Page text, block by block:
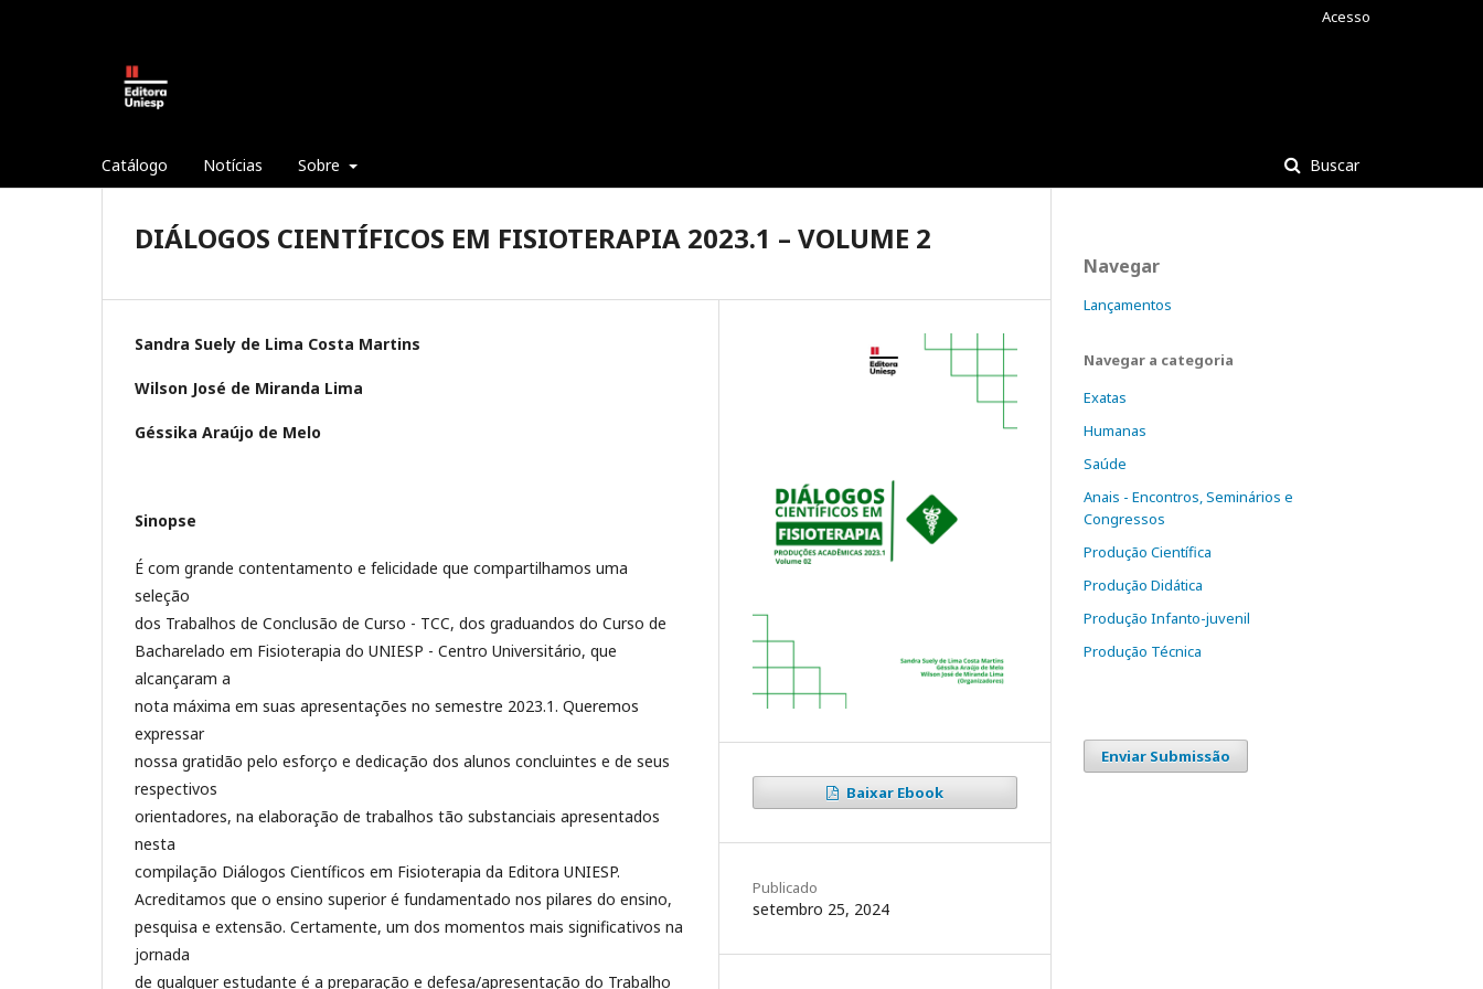
Catálogo Notícias Sobre Buscar
Acesso
DIÁLOGOS CIENTÍFICOS EM FISIOTERAPIA 2023.1 – VOLUME 2
Sandra Suely de Lima Costa Martins
Wilson José de Miranda Lima
Géssika Araújo de Melo
Sinopse
É com grande contentamento e felicidade que compartilhamos uma
seleção
dos Trabalhos de Conclusão de Curso - TCC, dos graduandos do Curso de
Bacharelado em Fisioterapia do UNIESP - Centro Universitário, que
alcançaram a
nota máxima em suas apresentações no semestre 2023.1. Queremos
expressar
nossa gratidão pelo esforço e dedicação dos alunos concluintes e de seus
respectivos
orientadores, na elaboração de trabalhos tão substanciais apresentados
nesta
compilação Diálogos Científicos em Fisioterapia da Editora UNIESP.
Acreditamos que o ensino superior é fundamentado nos pilares do ensino,
pesquisa e extensão. Certamente, um dos momentos mais significativos na
jornada
de qualquer estudante é a preparação e defesa/apresentação do Trabalho
Baixar Ebook
Publicado
setembro 25, 2024
Navegar
Lançamentos
Navegar a categoria
Exatas
Humanas
Saúde
Anais - Encontros, Seminários e
Congressos
Produção Científica
Produção Didática
Produção Infanto-juvenil
Produção Técnica
Enviar Submissão